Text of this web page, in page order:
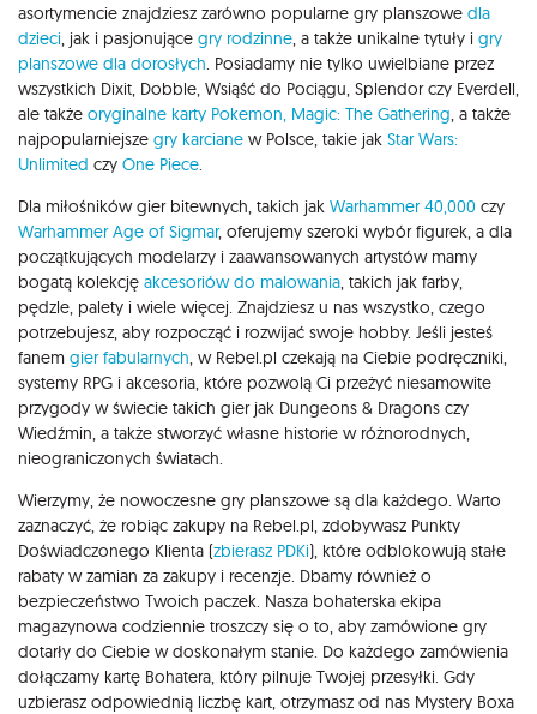
asortymencie znajdziesz zarówno popularne gry planszowe dla
dzieci, jak i pasjonujące gry rodzinne, a także unikalne tytuły i gry
planszowe dla dorosłych. Posiadamy nie tylko uwielbiane przez
wszystkich Dixit, Dobble, Wsiąść do Pociągu, Splendor czy Everdell,
ale także oryginalne karty Pokemon, Magic: The Gathering, a także
najpopularniejsze gry karciane w Polsce, takie jak Star Wars:
Unlimited czy One Piece.
Dla miłośników gier bitewnych, takich jak Warhammer 40,000 czy
Warhammer Age of Sigmar, oferujemy szeroki wybór figurek, a dla
początkujących modelarzy i zaawansowanych artystów mamy
bogatą kolekcję akcesoriów do malowania, takich jak farby,
pędzle, palety i wiele więcej. Znajdziesz u nas wszystko, czego
potrzebujesz, aby rozpocząć i rozwijać swoje hobby. Jeśli jesteś
fanem gier fabularnych, w Rebel.pl czekają na Ciebie podręczniki,
systemy RPG i akcesoria, które pozwolą Ci przeżyć niesamowite
przygody w świecie takich gier jak Dungeons & Dragons czy
Wiedźmin, a także stworzyć własne historie w różnorodnych,
nieograniczonych światach.
Wierzymy, że nowoczesne gry planszowe są dla każdego. Warto
zaznaczyć, że robiąc zakupy na Rebel.pl, zdobywasz Punkty
Doświadczonego Klienta (zbierasz PDKi), które odblokowują stałe
rabaty w zamian za zakupy i recenzje. Dbamy również o
bezpieczeństwo Twoich paczek. Nasza bohaterska ekipa
magazynowa codziennie troszczy się o to, aby zamówione gry
dotarły do Ciebie w doskonałym stanie. Do każdego zamówienia
dołączamy kartę Bohatera, który pilnuje Twojej przesyłki. Gdy
uzbierasz odpowiednią liczbę kart, otrzymasz od nas Mystery Boxa